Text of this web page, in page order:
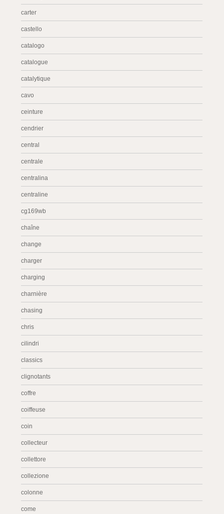
carter
castello
catalogo
catalogue
catalytique
cavo
ceinture
cendrier
central
centrale
centralina
centraline
cg169wb
chaîne
change
charger
charging
charnière
chasing
chris
cilindri
classics
clignotants
coffre
coiffeuse
coin
collecteur
collettore
collezione
colonne
come